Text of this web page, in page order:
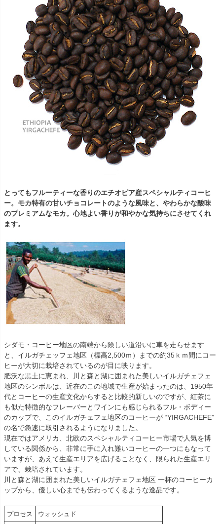
とってもフルーティーな香りのエチオピア産スペシャルティコーヒ
ー。モカ特有の甘いチョコレートのような風味と、やわらかな酸味
のプレミアムなモカ。心地よい香りが和やかな気持ちにさせてくれ
ます。
シダモ・コーヒー地区の南端から険しい道沿いに車を走らせます
と、イルガチェッフェ地区（標高2,500ｍ）までの約35ｋｍ間にコー
ヒーが大切に栽培されているのが目に映ります。
肥沃な黒土に恵まれ、川と森と湖に囲まれた美しいイルガチェフェ
地区のシンボルは、近在のこの地域で生産が始まったのは、1950年
代とコーヒーの生産文化からすると比較的新しいのですが、紅茶に
も似た特徴的なフレーバーとワインにも感じられるフル・ボディー
のカップで、このイルガチェフェ地区のコーヒーが “YIRGACHEFE”
の名で急速に取引されるようになりました。
現在ではアメリカ、北欧のスペシャルティコーヒー市場で人気を博
している関係から、非常に手に入れ難いコーヒーの一つにもなって
いますが、あえて生産エリアを広げることなく、限られた生産エリ
アで、栽培されています。
川と森と湖に囲まれた美しいイルガチェフェ地区 一杯のコーヒーカ
ップから、優しい心までも伝わってくるような逸品です。
プロセス ウォッシュド